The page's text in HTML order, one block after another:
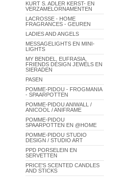
KURT S. ADLER KERST- EN
VERZAMELORNAMENTEN
LACROSSE - HOME
FRAGRANCES - GEUREN
LADIES AND ANGELS
MESSAGELIGHTS EN MINI-
LIGHTS
MY BENDEL, EUFRASIA,
FRIENDS DESIGN JEWELS EN
SIERADEN
PASEN
POMME-PIDOU - FROGMANIA
- SPAARPOTTEN
POMME-PIDOU ANIWALL /
ANICOOL / ANIFRAME
POMME-PIDOU
SPAARPOTTEN EN @HOME
POMME-PIDOU STUDIO
DESIGN / STUDIO ART
PPD PORSELEIN EN
SERVETTEN
PRICE'S SCENTED CANDLES
AND STICKS